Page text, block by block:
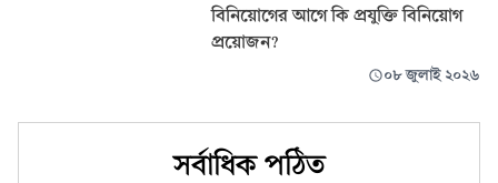
বিনিয়োগের আগে কি প্রযুক্তি বিনিয়োগ
প্রয়োজন?
০৮ জুলাই ২০২৬
সর্বাধিক পঠিত